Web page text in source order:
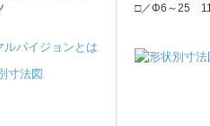
パイジョンとは
□／Φ6～25